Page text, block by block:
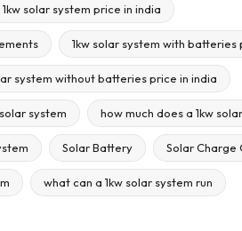
1kw solar system price in india
1kw solar system with batteries
system without batteries price in india
system how much does a 1kw
Solar Battery Solar Charge
what can a 1kw solar system run